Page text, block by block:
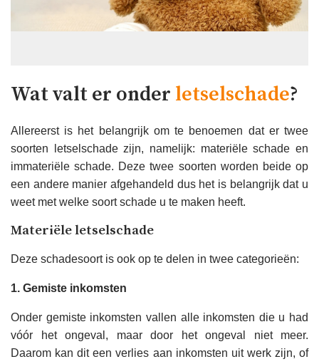
Wat valt er onder letselschade?
Allereerst is het belangrijk om te benoemen dat er twee
soorten letselschade zijn, namelijk: materiële schade en
immateriële schade. Deze twee soorten worden beide op
een andere manier afgehandeld dus het is belangrijk dat u
weet met welke soort schade u te maken heeft.
Materiële letselschade
Deze schadesoort is ook op te delen in twee categorieën:
1. Gemiste inkomsten
Onder gemiste inkomsten vallen alle inkomsten die u had
vóór het ongeval, maar door het ongeval niet meer.
Daarom kan dit een verlies aan inkomsten uit werk zijn, of